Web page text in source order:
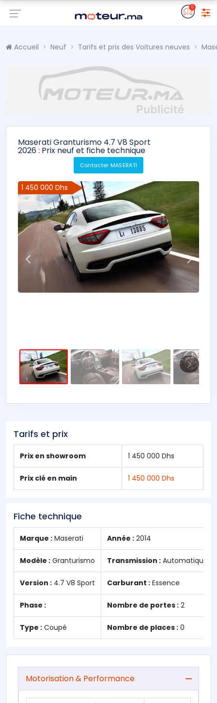
0
Accueil Neuf Tarifs et prix des Voitures neuves
Maserati Granturismo 4.7 V8 Sport
2026 : Prix neuf et fiche technique
Contacter MASERATI
1 450 000 Dhs
Tarifs et prix
Prix en showroom 1 450 000 Dhs
Prix clé en main 1 450 000 Dhs
Fiche technique
Marque : Maserati Année : 2014
Modèle : Granturismo Transmission : Automatique
Version : 4.7 V8 Sport Carburant : Essence
Phase : Nombre de portes : 2
Type : Coupé Nombre de places : 0
Motorisation & Performance